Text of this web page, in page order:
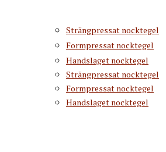
Strängpressat nocktegel
Formpressat nocktegel
Handslaget nocktegel
Strängpressat nocktegel
Formpressat nocktegel
Handslaget nocktegel